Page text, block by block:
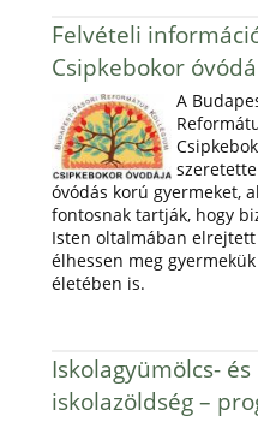
Felvételi
Csipkebokor
A
óvódás korú gyermeket,
fontosnak tartják, hogy
Isten oltalmában
élhessen meg
életében is.
Iskolagyümölcs- és
iskolazöldség –